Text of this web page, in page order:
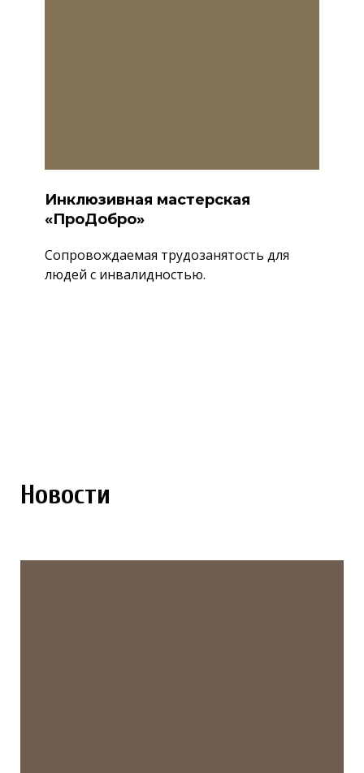
Инклюзивная мастерская
«ПроДобро»
Сопровождаемая трудозанятость для
людей с инвалидностью.
Новости